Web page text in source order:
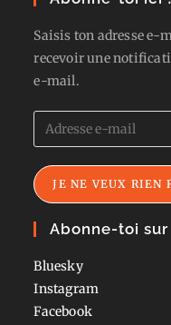
Saisis ton adresse e-
recevoir une
e-mail.
Adresse
e-
mail
JE NE VEUX RIEN
Abonne-toi
Bluesky
Instagram
Facebook